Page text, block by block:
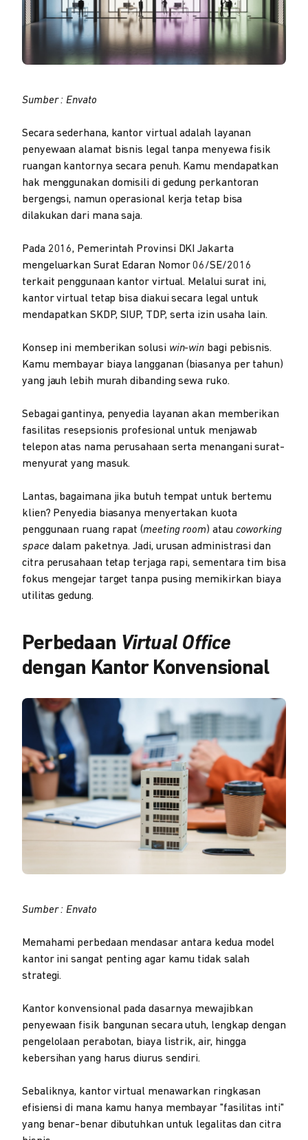
Sumber : Envato
Secara sederhana, kantor virtual adalah layanan
penyewaan alamat bisnis legal tanpa menyewa fisik
ruangan kantornya secara penuh. Kamu mendapatkan
hak menggunakan domisili di gedung perkantoran
bergengsi, namun operasional kerja tetap bisa
dilakukan dari mana saja.
Pada 2016, Pemerintah Provinsi DKI Jakarta
mengeluarkan Surat Edaran Nomor 06/SE/2016
terkait penggunaan kantor virtual. Melalui surat ini,
kantor virtual tetap bisa diakui secara legal untuk
mendapatkan SKDP, SIUP, TDP, serta izin usaha lain.
Konsep ini memberikan solusi win-win bagi pebisnis.
Kamu membayar biaya langganan (biasanya per tahun)
yang jauh lebih murah dibanding sewa ruko.
Sebagai gantinya, penyedia layanan akan memberikan
fasilitas resepsionis profesional untuk menjawab
telepon atas nama perusahaan serta menangani surat-
menyurat yang masuk.
Lantas, bagaimana jika butuh tempat untuk bertemu
klien? Penyedia biasanya menyertakan kuota
penggunaan ruang rapat (meeting room) atau coworking
space dalam paketnya. Jadi, urusan administrasi dan
citra perusahaan tetap terjaga rapi, sementara tim bisa
fokus mengejar target tanpa pusing memikirkan biaya
utilitas gedung.
Perbedaan Virtual Office
dengan Kantor Konvensional
Sumber : Envato
Memahami perbedaan mendasar antara kedua model
kantor ini sangat penting agar kamu tidak salah
strategi.
Kantor konvensional pada dasarnya mewajibkan
penyewaan fisik bangunan secara utuh, lengkap dengan
pengelolaan perabotan, biaya listrik, air, hingga
kebersihan yang harus diurus sendiri.
Sebaliknya, kantor virtual menawarkan ringkasan
efisiensi di mana kamu hanya membayar "fasilitas inti"
yang benar-benar dibutuhkan untuk legalitas dan citra